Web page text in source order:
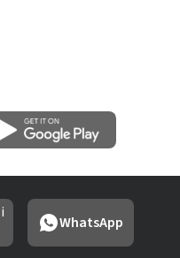
WhatsApp